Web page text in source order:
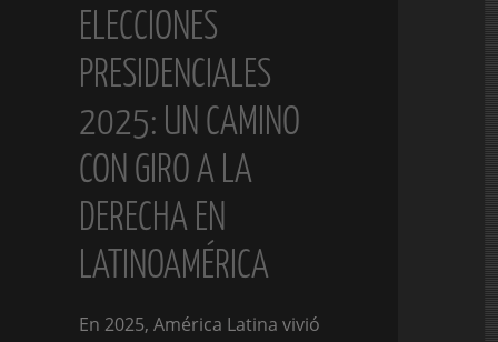
ELECCIONES
PRESIDENCIALES
2025: UN CAMINO
CON GIRO A LA
DERECHA EN
LATINOAMÉRICA
En 2025, América Latina vivió